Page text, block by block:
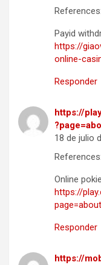
References:
Payid
https://
online-
Responder
https://
18 de julio
References:
Online
https://
page=about
Responder
https://